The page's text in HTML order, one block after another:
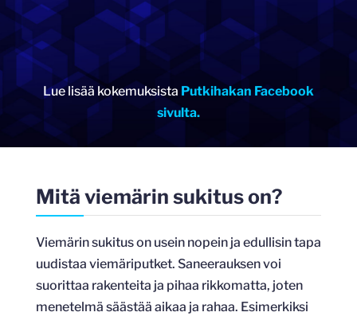
Lue lisää kokemuksista Putkihakan Facebook
sivulta.
Mitä viemärin sukitus on?
Viemärin sukitus on usein nopein ja edullisin tapa
uudistaa viemäriputket. Saneerauksen voi
suorittaa rakenteita ja pihaa rikkomatta, joten
menetelmä säästää aikaa ja rahaa. Esimerkiksi